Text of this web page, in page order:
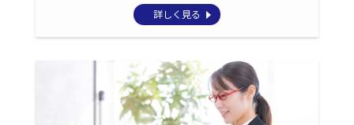
詳しく見る